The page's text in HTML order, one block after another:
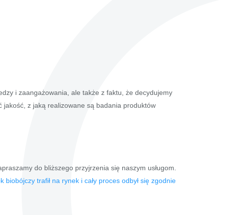
i zaangażowania, ale także z faktu, że decydujemy
jakość, z jaką realizowane są badania produktów
do bliższego przyjrzenia się naszym usługom.
trafił na rynek i cały proces odbył się zgodnie